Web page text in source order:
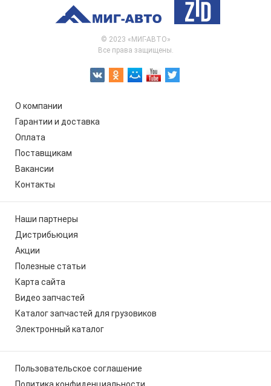
© 2023 «МИГ-АВТО»
Все права защищены.
О компании
Гарантии и доставка
Оплата
Поставщикам
Вакансии
Контакты
Наши партнеры
Дистрибьюция
Акции
Полезные статьи
Карта сайта
Видео запчастей
Каталог запчастей для грузовиков
Электронный каталог
Пользовательское соглашение